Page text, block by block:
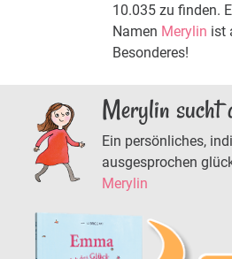
10.035 zu finden.
Namen Merylin ist
Besonderes!
Merylin sucht
Ein persönliches,
ausgesprochen
Merylin